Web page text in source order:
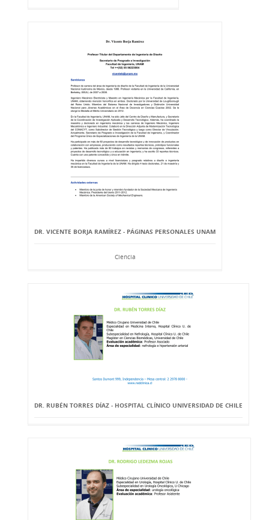
DR. VICENTE BORJA RAMÍREZ - PÁGINAS PERSONALES UNAM
Ciencia
DR. RUBÉN TORRES DÍAZ - HOSPITAL CLÍNICO UNIVERSIDAD DE CHILE